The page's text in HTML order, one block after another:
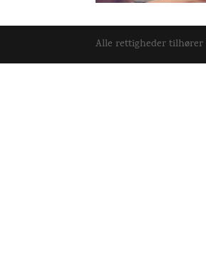
Alle rettigheder tilhører